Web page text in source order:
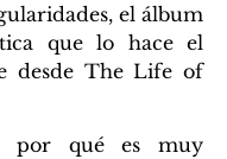
el álbum
que lo hace el
desde The Life of
por qué es muy